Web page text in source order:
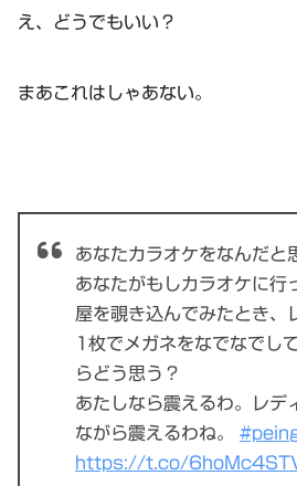
え、どうでもいい？
まあこれはしゃあない。
あなたカラオケをなんだと
あなたがもしカラオケに行
屋を覗き込んでみたとき、
1枚でメガネをなでなでし
らどう思う？
あたしなら震えるわ。レデ
ながら震えるわね。
https://t.co/